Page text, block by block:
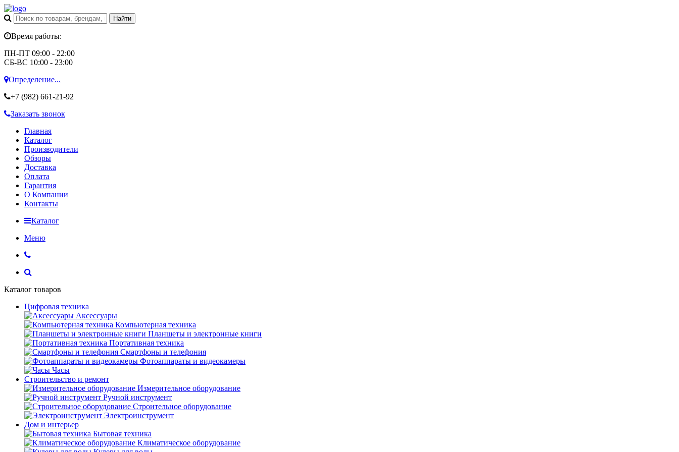
Время работы:
ПН-ПТ 09:00 - 22:00
СБ-ВС 10:00 - 23:00
Определение...
+7 (982) 661-21-92
Заказать звонок
Главная
Каталог
Производители
Обзоры
Доставка
Оплата
Гарантия
О Компании
Контакты
Каталог
Меню
Каталог товаров
Цифровая техника
Аксессуары
Компьютерная техника
Планшеты и электронные книги
Портативная техника
Смартфоны и телефония
Фотоаппараты и видеокамеры
Часы
Строительство и ремонт
Измерительное оборудование
Ручной инструмент
Строительное оборудование
Электроинструмент
Дом и интерьер
Бытовая техника
Климатическое оборудование